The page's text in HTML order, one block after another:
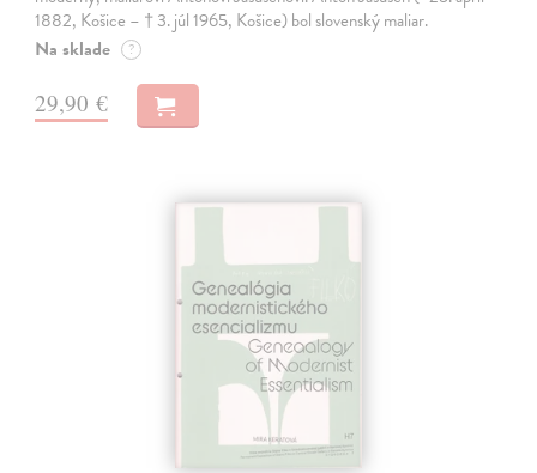
1882, Košice – † 3. júl 1965, Košice) bol slovenský maliar.
Na sklade ?
29,90 €